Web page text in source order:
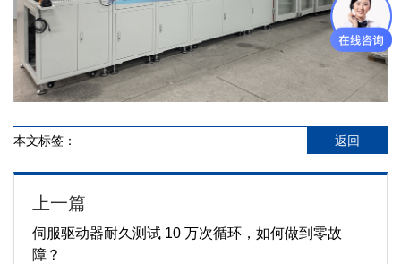
本文标签： 返回
上一篇
伺服驱动器耐久测试 10 万次循环，如何做到零故
障？